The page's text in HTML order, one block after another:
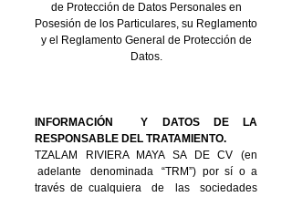
de Protección de Datos Personales en
Posesión de los Particulares, su Reglamento
y el Reglamento General de Protección de
Datos.
INFORMACIÓN Y DATOS DE LA
RESPONSABLE DEL TRATAMIENTO.
TZALAM RIVIERA MAYA SA DE CV (en
adelante denominada “TRM”) por sí o a
través de cualquiera de las sociedades